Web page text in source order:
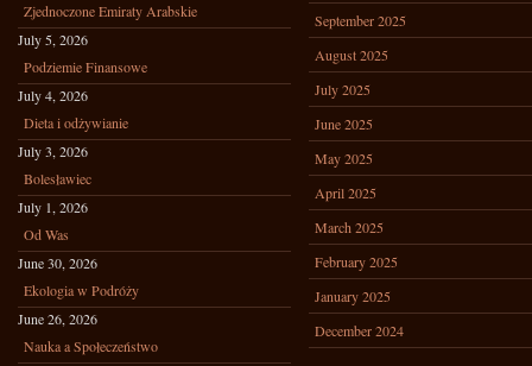
Zjednoczone Emiraty Arabskie
July 5, 2026
Podziemie Finansowe
July 4, 2026
Dieta i odżywianie
July 3, 2026
Bolesławiec
July 1, 2026
Od Was
June 30, 2026
Ekologia w Podróży
June 26, 2026
Nauka a Społeczeństwo
September 2025
August 2025
July 2025
June 2025
May 2025
April 2025
March 2025
February 2025
January 2025
December 2024